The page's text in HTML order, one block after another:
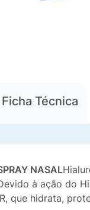
Ficha Técnica
NASAL
à ação do
que hidrata,